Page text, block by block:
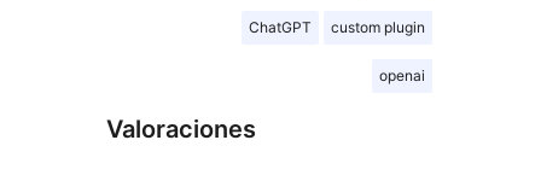
ChatGPT custom plugin
openai
Valoraciones